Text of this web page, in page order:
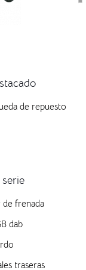
de repuesto
frenada
dab
traseras